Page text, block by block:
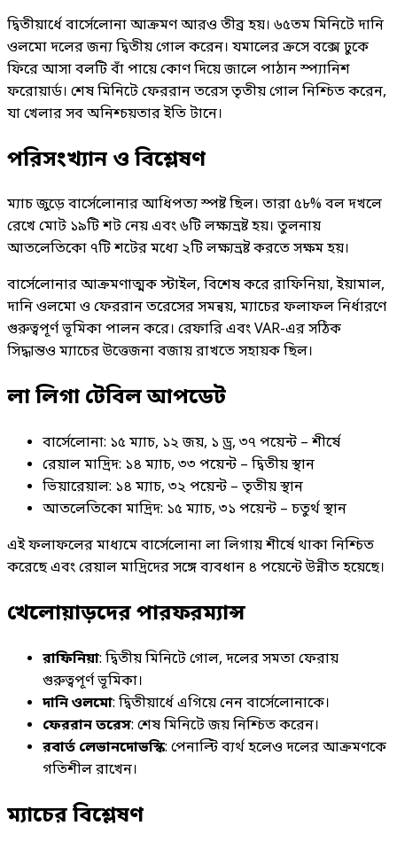
দ্বিতীয়ার্ধে বার্সেলোনা আক্রমণ আরও তীব্র হয়। ৬৫তম মিনিটে দানি
ওলমো দলের জন্য দ্বিতীয় গোল করেন। যমালের ক্রসে বক্সে ঢুকে
ফিরে আসা বলটি বাঁ পায়ে কোণ দিয়ে জালে পাঠান স্প্যানিশ
ফরোয়ার্ড। শেষ মিনিটে ফেররান তরেস তৃতীয় গোল নিশ্চিত করেন,
যা খেলার সব অনিশ্চয়তার ইতি টানে।
পরিসংখ্যান ও বিশ্লেষণ
ম্যাচ জুড়ে বার্সেলোনার আধিপত্য স্পষ্ট ছিল। তারা ৫৮% বল দখলে
রেখে মোট ১৯টি শট নেয় এবং ৬টি লক্ষ্যভ্রষ্ট হয়। তুলনায়
আতলেতিকো ৭টি শটের মধ্যে ২টি লক্ষ্যভ্রষ্ট করতে সক্ষম হয়।
বার্সেলোনার আক্রমণাত্মক স্টাইল, বিশেষ করে রাফিনিয়া, ইয়ামাল,
দানি ওলমো ও ফেররান তরেসের সমন্বয়, ম্যাচের ফলাফল নির্ধারণে
গুরুত্বপূর্ণ ভূমিকা পালন করে। রেফারি এবং VAR-এর সঠিক
সিদ্ধান্তও ম্যাচের উত্তেজনা বজায় রাখতে সহায়ক ছিল।
লা লিগা টেবিল আপডেট
বার্সেলোনা: ১৫ ম্যাচ, ১২ জয়, ১ ড্র, ৩৭ পয়েন্ট – শীর্ষে
রেয়াল মাদ্রিদ: ১৪ ম্যাচ, ৩৩ পয়েন্ট – দ্বিতীয় স্থান
ভিয়ারেয়াল: ১৪ ম্যাচ, ৩২ পয়েন্ট – তৃতীয় স্থান
আতলেতিকো মাদ্রিদ: ১৫ ম্যাচ, ৩১ পয়েন্ট – চতুর্থ স্থান
এই ফলাফলের মাধ্যমে বার্সেলোনা লা লিগায় শীর্ষে থাকা নিশ্চিত
করেছে এবং রেয়াল মাদ্রিদের সঙ্গে ব্যবধান ৪ পয়েন্টে উন্নীত হয়েছে।
খেলোয়াড়দের পারফরম্যান্স
রাফিনিয়া: দ্বিতীয় মিনিটে গোল, দলের সমতা ফেরায়
গুরুত্বপূর্ণ ভূমিকা।
দানি ওলমো: দ্বিতীয়ার্ধে এগিয়ে নেন বার্সেলোনাকে।
ফেররান তরেস: শেষ মিনিটে জয় নিশ্চিত করেন।
রবার্ত লেভানদোভস্কি: পেনাল্টি ব্যর্থ হলেও দলের আক্রমণকে
গতিশীল রাখেন।
ম্যাচের বিশ্লেষণ